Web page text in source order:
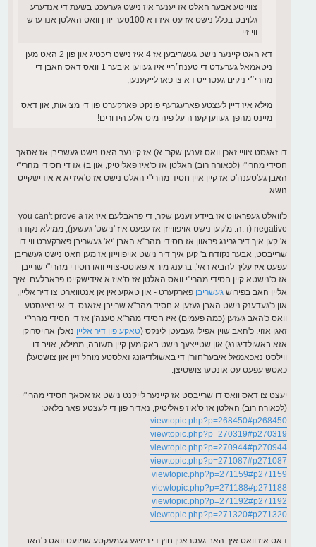
צווייטע אבער האלט אז יענער איז נישט גערעכט בשעת די אנדערע
גלויבט בכלל נישט אז עס איז דא 100טער יודן וואס האלטן אנדערש
ווי זיי
דא האט קיינער נישט געשריבען אז 4 איז נישט ריכטיג און פון 2 האט מען
ניטאמאל גערעדט די טענה׳ריי איז געווען איבער 1 וואס דאס האבן די
מהרי״י ניקים געטרייט דא צו פארלייקענען,
מילא איז דיין לעצטע פארעגרעף פונקט פארקערט פון די מציאות, און דאס
מיינט מהפך געווען קערה על פיה מיט אלע הידורים!
דו זאגסט צוויי זאכן וואס זענען שקר: א) אז קיינער האט נישט געשריבן אז אסאך
חסידי מהרי"י (לכאורה רוב) האלטן אז ס'איז פאליטיק, און ב) אז די חסידי מהרי"י
האבן גע'טענה'ט אז קיין איין חסיד מהרי"י האלט נישט אז ס'איז יא א אידישקייט
נושא.
כ'וואלט געפראווט אז ביידע זענען שקר, די פראבלעם איז אז you can't prove a
negative (ד.ה. מ'קען נישט אויפווייזן אז עפעס איז 'נישט' געשען), ממילא נקודה
א' קען איך דיר גרינג פראוון אז חסידי מהר"א האבן 'יא' געשריבן פארקערט ווי דו
שרייבסט, אבער נקודה ב' קען איך דיר נישט אויפווייזן אז מען האט נישט געשריבן
עפעס איז עליך להביא ראי', ברענג מיר א פאוסט-צוויי וואו חסידי מהרי"י שרייבן
אז ס'נישטא קיין חסידי מהרי"י וואס האלטן אז ס'איז א אידישקייט פראבלעם. איך
אליין האב בפירוש געשריבן פארקערט - און טאקע אין אן אנטווארט צו דיר אליין,
און כ'געדענק נישט האבן געזען א חסיד מהר"א שרייבן אזאנס. די איינציגסטע
וואס כ'האב געזען (כמה פעמים) איז חסידי מהר"א טענה'ן אז די חסידי מהרי"י
זאגן אזוי. כ'האב שוין אפילו געבעטן לינקס (טאקע פון דיר אליין נאכ'ן ארויסרוקן
אזא באשולדיגונג) און שטייצעך נישט באקומען קיין תשובה, ממילא, אויב דו
ווילסט נאכאמאל איבער'חזר'ן די באשולדיגונג זאלסטע מוחל זיין און צושטעלן
כאטש עפעס עס אונטערצושטיצן.
יעצט צו דאס וואס דו שרייבסט אז קיינער לייקנט נישט אז אסאך חסידי מהרי"י
(לכאורה רוב) האלטן אז ס'איז פאליטיק, נאדיר פון די לעצטע פאר בלאט:
viewtopic.php?p=268450#p268450
viewtopic.php?p=270319#p270319
viewtopic.php?p=270944#p270944
viewtopic.php?p=271087#p271087
viewtopic.php?p=271159#p271159
viewtopic.php?p=271188#p271188
viewtopic.php?p=271192#p271192
viewtopic.php?p=271320#p271320
דאס איז וואס איך האב געטראפן חוץ די ריזיגע געמעקטע שמועס וואס כ'האב